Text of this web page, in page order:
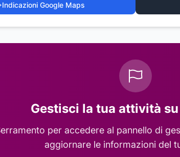
Indicazioni Google Maps
Gestisci la tua attività
per accedere al pannello di
aggiornare le informazioni del